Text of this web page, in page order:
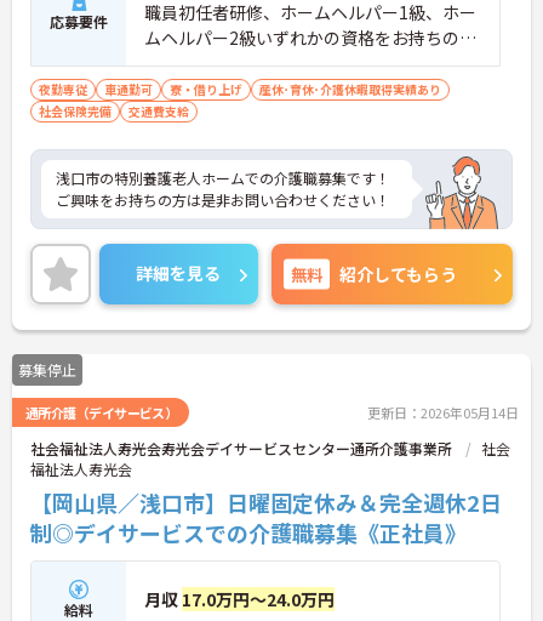
応募要件
職員初任者研修、ホームヘルパー1級、ホー
ムヘルパー2級いずれかの資格をお持ちの方
※無資格相談可能 ※介護経験者歓迎
夜勤専従 車通勤可 寮・借り上げ
産休･育休･介護休暇取得実績あり
社会保険完備
交通費支給
浅口市の特別養護老人ホームでの介護職募集です！
ご興味をお持ちの方は是非お問い合わせください！
詳細を見る 無料 紹介してもらう
募集停止
通所介護（デイサービス） 更新日：2026年05月14日
社会福祉法人寿光会寿光会デイサービスセンター通所介護事業所
社会
福祉法人寿光会
【岡山県／浅口市】日曜固定休み＆完全週休2日
制◎デイサービスでの介護職募集《正社員》
給料 月収 17.0万円～24.0万円